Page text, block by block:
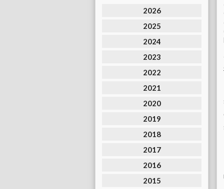
2026
2025
2024
2023
2022
2021
2020
2019
2018
2017
2016
2015